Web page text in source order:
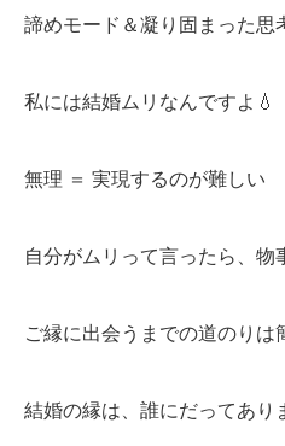
諦めモード＆凝り固まった
私には結婚ムリなんですよ💧
無理 ＝ 実現するのが難しい
自分がムリって言ったら、
ご縁に出会うまでの道のり
結婚の縁は、誰にだってあ